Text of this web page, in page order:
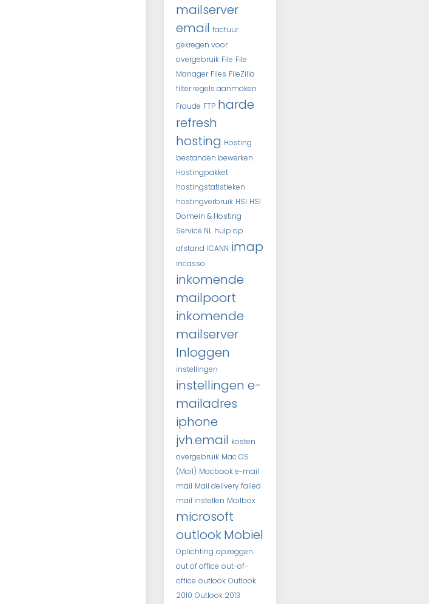
mailserver
email factuur
gekregen voor
overgebruik File File
Manager Files FileZilla
filter regels aanmaken
Fraude FTP harde
refresh
hosting Hosting
bestanden bewerken
Hostingpakket
hostingstatistieken
hostingverbruik HSI HSI
Domein & Hosting
Service NL hulp op
afstand ICANN imap
incasso
inkomende
mailpoort
inkomende
mailserver
Inloggen
instellingen
instellingen e-
mailadres
iphone
jvh.email kosten
overgebruik Mac OS
(Mail) Macbook e-mail
mail Mail delivery failed
mail instellen Mailbox
microsoft
outlookMobiel
Oplichting opzeggen
out of office out-of-
office outlook Outlook
2010 Outlook 2013